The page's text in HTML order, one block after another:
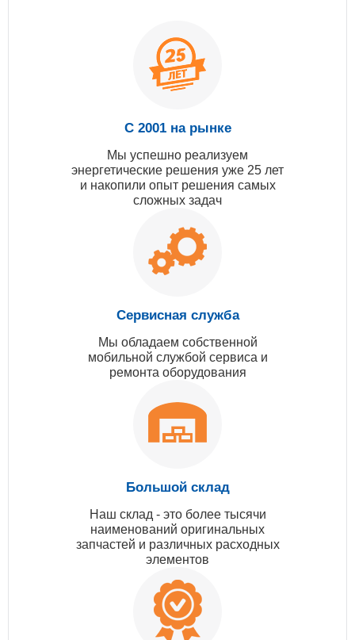
С 2001 на рынке
Мы успешно реализуем
энергетические решения уже 25 лет
и накопили опыт решения самых
сложных задач
Сервисная служба
Мы обладаем собственной
мобильной службой сервиса и
ремонта оборудования
Большой склад
Наш склад - это более тысячи
наименований оригинальных
запчастей и различных расходных
элементов